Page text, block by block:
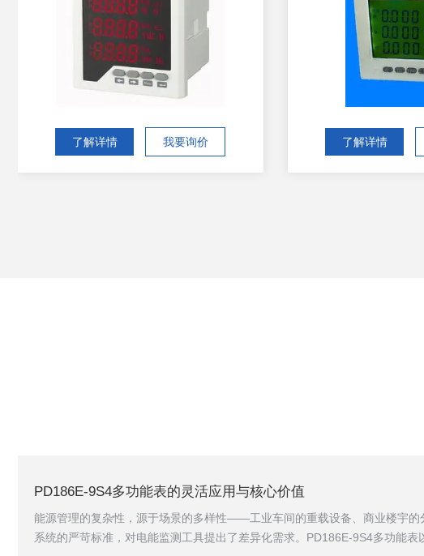
了解详情 我要询价 了解详情
PD186E-9S4多功能表的灵活应用与核心价值
能源管理的复杂性，源于场景的多样性——工业车间的重载设备、商业楼宇的
系统的严苛标准，对电能监测工具提出了差异化需求。PD186E-9S4多功能表